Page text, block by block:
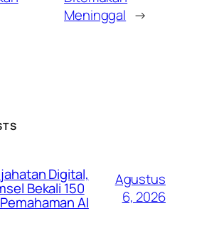
Meninggal →
Digital,
Bekali 150
AI
Agustus
6, 2026